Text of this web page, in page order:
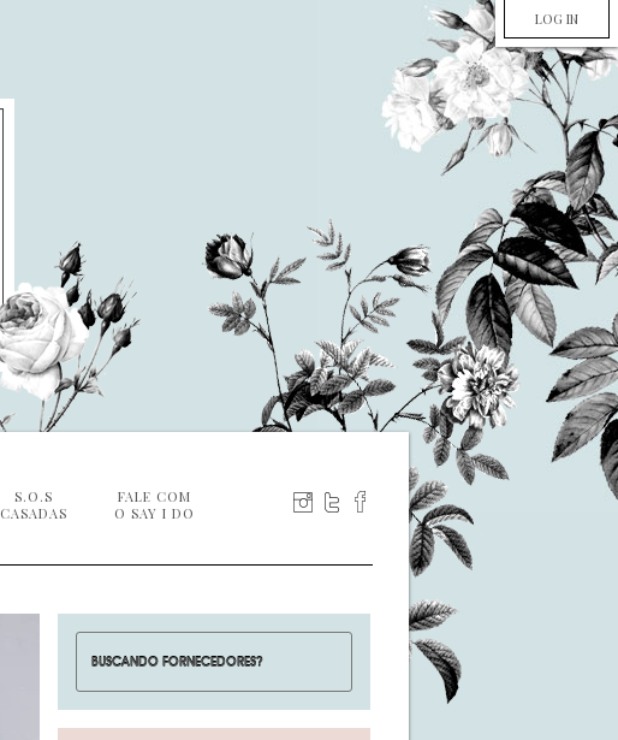
LOG IN
S.O.S
CASADAS
FALE COM
O SAY I DO